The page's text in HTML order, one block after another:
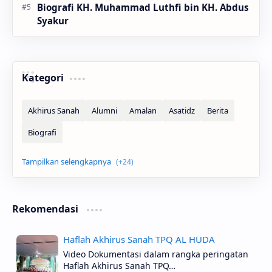
Biografi KH. Muhammad Luthfi bin KH. Abdus
Syakur
Kategori
Rekomendasi
Haflah Akhirus Sanah TPQ AL HUDA
Video Dokumentasi dalam rangka peringatan
Haflah Akhirus Sanah TPQ…